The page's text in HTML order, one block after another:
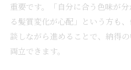
重要です。「自分に合う色味が
る髪質変化が心配」という方も
談しながら進めることで、納得
両立できます。